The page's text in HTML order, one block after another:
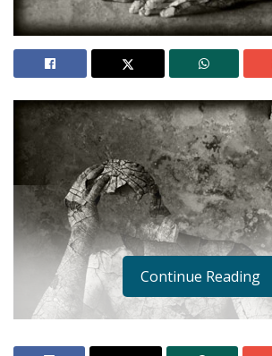
Continue Reading